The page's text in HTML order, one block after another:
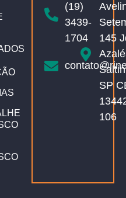
(19)
3439-
1704
145
SP
106